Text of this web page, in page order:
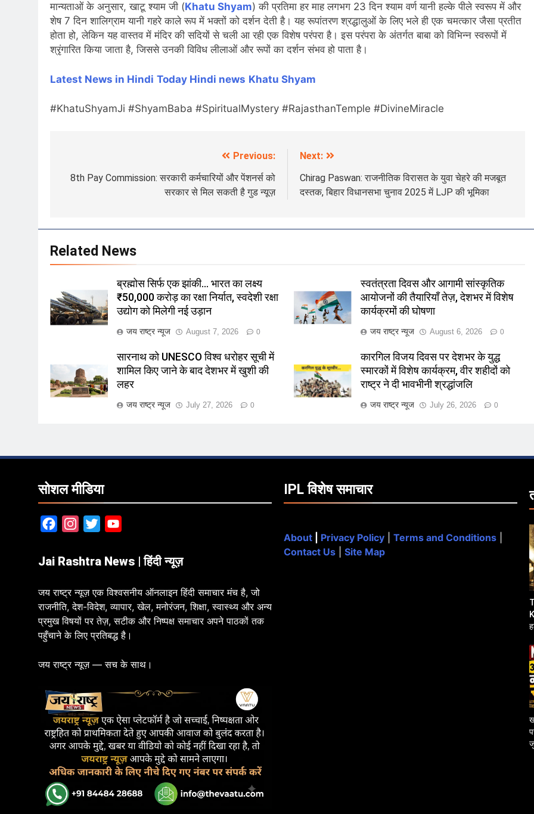
मान्यताओं के अनुसार, खाटू श्याम जी (Khatu Shyam) की प्रतिमा हर माह लगभग 23 दिन श्याम वर्ण यानी हल्के पीले स्वरूप में और
शेष 7 दिन शालिग्राम यानी गहरे काले रूप में भक्तों को दर्शन देती है। यह रूपांतरण श्रद्धालुओं के लिए भले ही एक चमत्कार जैसा प्रतीत
होता हो, लेकिन यह वास्तव में मंदिर की सदियों से चली आ रही एक विशेष परंपरा है। इस परंपरा के अंतर्गत बाबा को विभिन्न स्वरूपों में
श्रृंगारित किया जाता है, जिससे उनकी विविध लीलाओं और रूपों का दर्शन संभव हो पाता है।
Latest News in Hindi Today Hindi news Khatu Shyam
#KhatuShyamJi #ShyamBaba #SpiritualMystery #RajasthanTemple #DivineMiracle
navigation
Previous:
8th Pay Commission: सरकारी कर्मचारियों और पेंशनर्स को
सरकार से मिल सकती है गुड न्यूज़
Next:
Chirag Paswan: राजनीतिक विरासत के युवा चेहरे की मजबूत
दस्तक, बिहार विधानसभा चुनाव 2025 में LJP की भूमिका
Related News
ब्रह्मोस सिर्फ एक झांकी… भारत का लक्ष्य
₹50,000 करोड़ का रक्षा निर्यात, स्वदेशी रक्षा
उद्योग को मिलेगी नई उड़ान
जय राष्ट्र न्यूज August 7, 2026 0
स्वतंत्रता दिवस और आगामी सांस्कृतिक
आयोजनों की तैयारियाँ तेज़, देशभर में विशेष
कार्यक्रमों की घोषणा
जय राष्ट्र न्यूज August 6, 2026 0
सारनाथ को UNESCO विश्व धरोहर सूची में
शामिल किए जाने के बाद देशभर में खुशी की
लहर
जय राष्ट्र न्यूज July 27, 2026 0
कारगिल विजय दिवस पर देशभर के युद्ध
स्मारकों में विशेष कार्यक्रम, वीर शहीदों को
राष्ट्र ने दी भावभीनी श्रद्धांजलि
जय राष्ट्र न्यूज July 26, 2026 0
सोशल मीडिया
FacebookInstagram
Twitter
Jai Rashtra News | हिंदी न्यूज़
जय राष्ट्र न्यूज़ एक विश्वसनीय ऑनलाइन हिंदी समाचार मंच है, जो
राजनीति, देश-विदेश, व्यापार, खेल, मनोरंजन, शिक्षा, स्वास्थ्य और अन्य
प्रमुख विषयों पर तेज़, सटीक और निष्पक्ष समाचार अपने पाठकों तक
पहुँचाने के लिए प्रतिबद्ध है।
जय राष्ट्र न्यूज़ — सच के साथ।
IPL विशेष समाचार
About Privacy Policy Terms and Conditions
Contact Us
Site Map